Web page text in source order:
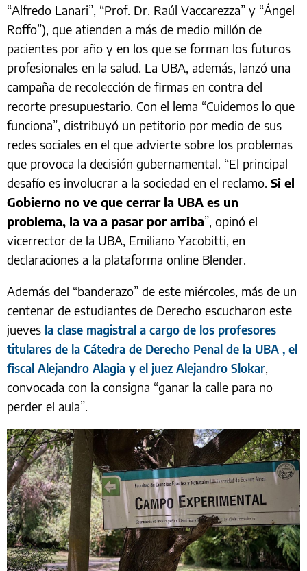
“Alfredo Lanari”, “Prof. Dr. Raúl Vaccarezza” y “Ángel
Roffo”), que atienden a más de medio millón de
pacientes por año y en los que se forman los futuros
profesionales en la salud. La UBA, además, lanzó una
campaña de recolección de firmas en contra del
recorte presupuestario. Con el lema “Cuidemos lo que
funciona”, distribuyó un petitorio por medio de sus
redes sociales en el que advierte sobre los problemas
que provoca la decisión gubernamental. “El principal
desafío es involucrar a la sociedad en el reclamo. Si el
Gobierno no ve que cerrar la UBA es un
problema, la va a pasar por arriba”, opinó el
vicerrector de la UBA, Emiliano Yacobitti, en
declaraciones a la plataforma online Blender.
Además del “banderazo” de este miércoles, más de un
centenar de estudiantes de Derecho escucharon este
jueves la clase magistral a cargo de los profesores
titulares de la Cátedra de Derecho Penal de la UBA , el
fiscal Alejandro Alagia y el juez Alejandro Slokar,
convocada con la consigna “ganar la calle para no
perder el aula”.